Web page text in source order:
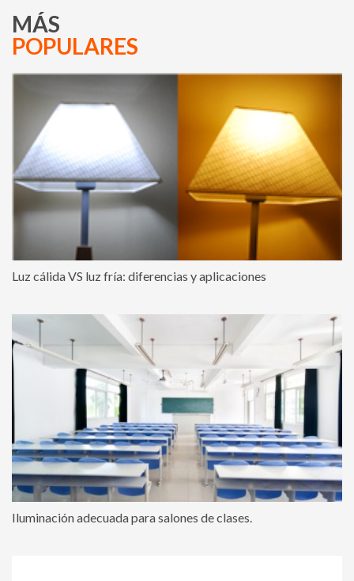
MÁS
POPULARES
Luz cálida VS luz fría: diferencias y aplicaciones
Iluminación adecuada para salones de clases.